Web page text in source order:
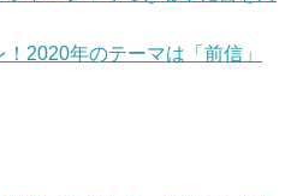
2020年のテーマは「前信」